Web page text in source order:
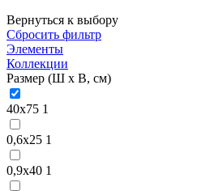
Вернуться к выбору
Сбросить фильтр
Элементы
Коллекции
Размер (Ш х В, см)
40х75 1
0,6х25 1
0,9х40 1